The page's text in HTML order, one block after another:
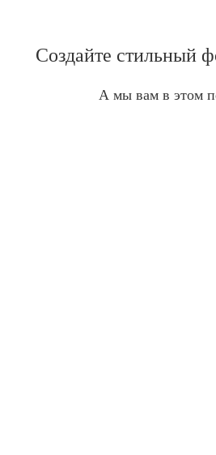
Создайте стильный
А мы вам в этом